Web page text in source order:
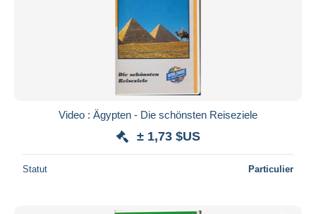
Video : Ägypten - Die schönsten Reiseziele
± 1,73 $US
Statut Particulier